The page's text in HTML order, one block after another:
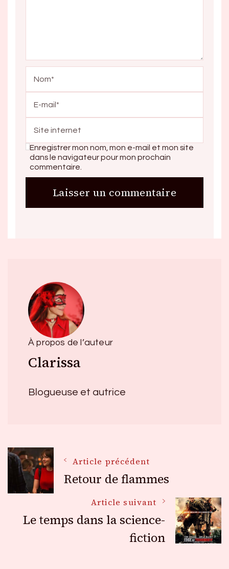
Enregistrer mon nom, mon e-mail et mon site
dans le navigateur pour mon prochain
commentaire.
À propos de l’auteur
Clarissa
Blogueuse et autrice
Navigation
des
articles
Article précédent
Retour de flammes
Article suivant
Le temps dans la science-
fiction